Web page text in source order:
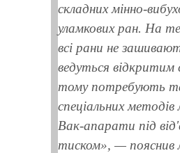
складних мінно-
уламкових ран. На
всі рани не
ведуться відкритим
тому потребують
спеціальних методів
Вак-апарати під
тиском», — пояснив